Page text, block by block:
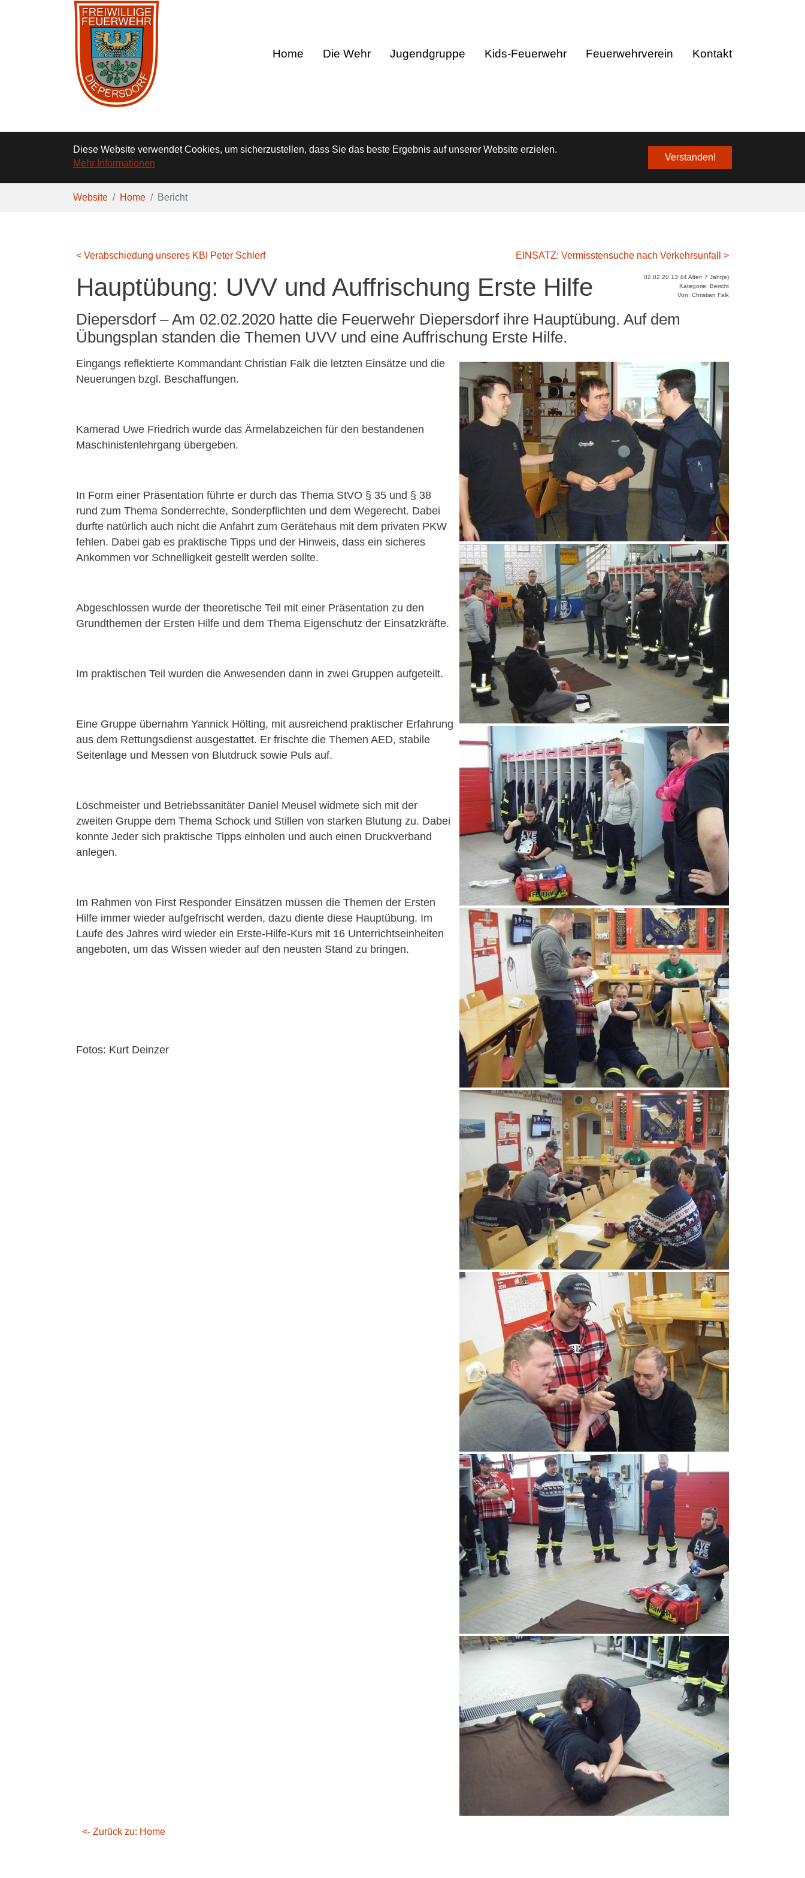
Diese Website verwendet Cookies, um sicherzustellen, dass Sie das beste Ergebnis auf unserer Website erzielen.
Mehr Informationen
Verstanden!
Home Die Wehr Jugendgruppe Kids-Feuerwehr Feuerwehrverein Kontakt
Sie sind hier:
Website Home Bericht
EINSATZ: Vermisstensuche nach Verkehrsunfall >
< Verabschiedung unseres KBI Peter Schlerf
02.02.20 13:44 Alter: 7 Jahr(e)
Kategorie: Bericht
Von: Christian Falk
Hauptübung: UVV und Auffrischung Erste Hilfe
Diepersdorf – Am 02.02.2020 hatte die Feuerwehr Diepersdorf ihre Hauptübung. Auf dem
Übungsplan standen die Themen UVV und eine Auffrischung Erste Hilfe.
Eingangs reflektierte Kommandant Christian Falk die letzten Einsätze und die
Neuerungen bzgl. Beschaffungen.
Kamerad Uwe Friedrich wurde das Ärmelabzeichen für den bestandenen
Maschinistenlehrgang übergeben.
In Form einer Präsentation führte er durch das Thema StVO § 35 und § 38
rund zum Thema Sonderrechte, Sonderpflichten und dem Wegerecht. Dabei
durfte natürlich auch nicht die Anfahrt zum Gerätehaus mit dem privaten PKW
fehlen. Dabei gab es praktische Tipps und der Hinweis, dass ein sicheres
Ankommen vor Schnelligkeit gestellt werden sollte.
Abgeschlossen wurde der theoretische Teil mit einer Präsentation zu den
Grundthemen der Ersten Hilfe und dem Thema Eigenschutz der Einsatzkräfte.
Im praktischen Teil wurden die Anwesenden dann in zwei Gruppen aufgeteilt.
Eine Gruppe übernahm Yannick Hölting, mit ausreichend praktischer Erfahrung
aus dem Rettungsdienst ausgestattet. Er frischte die Themen AED, stabile
Seitenlage und Messen von Blutdruck sowie Puls auf.
Löschmeister und Betriebssanitäter Daniel Meusel widmete sich mit der
zweiten Gruppe dem Thema Schock und Stillen von starken Blutung zu. Dabei
konnte Jeder sich praktische Tipps einholen und auch einen Druckverband
anlegen.
Im Rahmen von First Responder Einsätzen müssen die Themen der Ersten
Hilfe immer wieder aufgefrischt werden, dazu diente diese Hauptübung. Im
Laufe des Jahres wird wieder ein Erste-Hilfe-Kurs mit 16 Unterrichtseinheiten
angeboten, um das Wissen wieder auf den neusten Stand zu bringen.
Fotos: Kurt Deinzer
<- Zurück zu: Home